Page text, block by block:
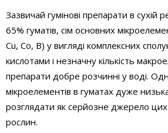
Зазвичай гумінові препарати в сухій
65% гуматів, сім основних
Сu, Co, B) у вигляді комплексних
кислотами і незначну кількість
препарати добре розчинні у воді.
мікроелементів в гуматах дуже
розглядати як серйозне джерело цих
рослин.